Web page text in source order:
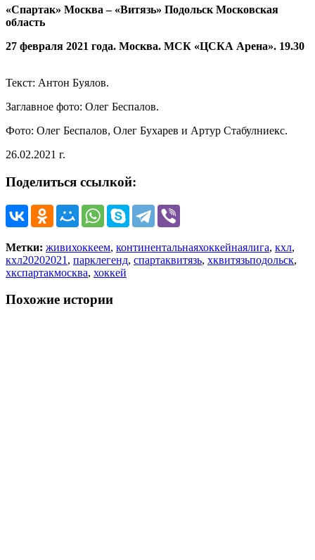
«Спартак» Москва – «Витязь» Подольск Московская
область
27 февраля 2021 года. Москва. МСК «ЦСКА Арена». 19.30
Текст: Антон Буялов.
Заглавное фото: Олег Беспалов.
Фото: Олег Беспалов, Олег Бухарев и Артур Стабулниекс.
26.02.2021 г.
Поделиться ссылкой:
Метки: живихоккеем, континентальнаяхоккейнаялига, кхл,
кхл20202021 , парклегенд, спартаквитязь, хквитязьподольск,
хкспартакмосква, хоккей
Похожие истории